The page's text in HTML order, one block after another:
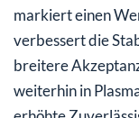
markiert einen
verbessert die
breitere
weiterhin in